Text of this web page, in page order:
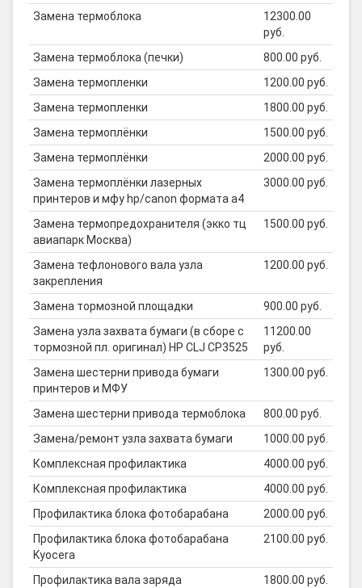
Замена термоблока
12300.00
руб.
Замена термоблока (печки)
800.00 руб.
Замена термопленки
1200.00 руб.
Замена термопленки
1800.00 руб.
Замена термоплёнки
1500.00 руб.
Замена термоплёнки
2000.00 руб.
Замена термоплёнки лазерных
принтеров и мфу hp/canon формата а4
3000.00 руб.
Замена термопредохранителя (экко тц
авиапарк Москва)
1500.00 руб.
Замена тефлонового вала узла
закрепления
1200.00 руб.
Замена тормозной площадки
900.00 руб.
Замена узла захвата бумаги (в сборе с
тормозной пл. оригинал) HP CLJ CP3525
11200.00
руб.
Замена шестерни привода бумаги
принтеров и МФУ
1300.00 руб.
Замена шестерни привода термоблока
800.00 руб.
Замена/ремонт узла захвата бумаги
1000.00 руб.
Комплексная профилактика
4000.00 руб.
Комплексная профилактика
4000.00 руб.
Профилактика блока фотобарабана
2000.00 руб.
Профилактика блока фотобарабана
Kyocera
2100.00 руб.
Профилактика вала заряда
1800.00 руб.